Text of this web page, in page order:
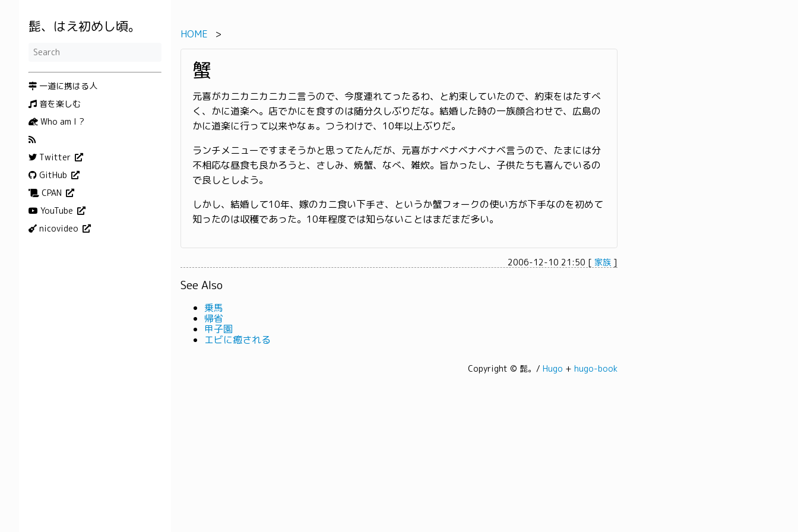
髭、はえ初めし頃。
一道に携はる人
音を楽しむ
Who am I ?
Twitter
GitHub
CPAN
YouTube
nicovideo
HOME
蟹
元喜がカニカニカニカニ言うので、今度連れてったるわ、と約束していたので、約束をはたすべ
く、かに道楽へ。店でかにを食すのは随分久しぶりだな。結婚した時の一族顔合わせで、広島の
かに道楽に行って以来やなぁ。つうわけで、10年以上ぶりだ。
ランチメニューですまそうかと思ってたんだが、元喜がナベナベナベナベ言うので、たまには分
不相応な昼食も良かろうと、さしみ、焼蟹、なべ、雑炊。旨かったし、子供たちも喜んでいるの
で良しとしよう。
しかし、結婚して10年、嫁のカニ食い下手さ、というか蟹フォークの使い方が下手なのを初めて
知ったのは収穫であった。10年程度では知らないことはまだまだ多い。
2006-12-10 21:50 [ 家族 ]
See Also
乗馬
帰省
甲子園
エビに癒される
Copyright © 髭。/ Hugo + hugo-book